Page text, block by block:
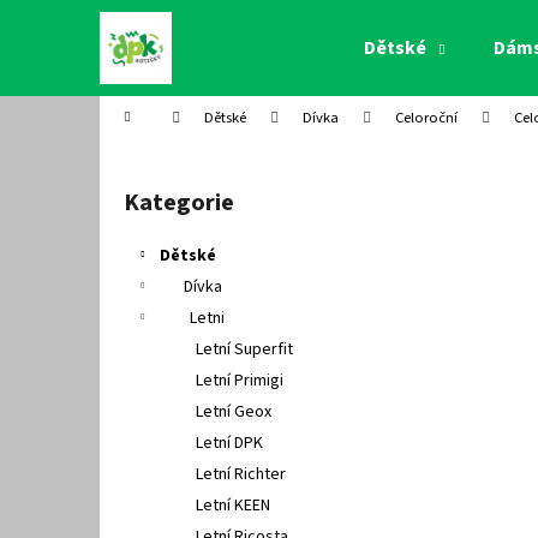
Dětské
Domů Dětské Dívka Celoroční
Přeskočit
kategorie
Kategorie
Dětské
Dívka
Letni
Letní Superfit
Letní Primigi
Letní Geox
Letní DPK
Letní Richter
Letní KEEN
í
Zpět
do
Zpět
do